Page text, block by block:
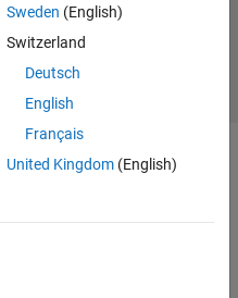
Sweden (English)
Switzerland
Deutsch
English
Français
United Kingdom(English)